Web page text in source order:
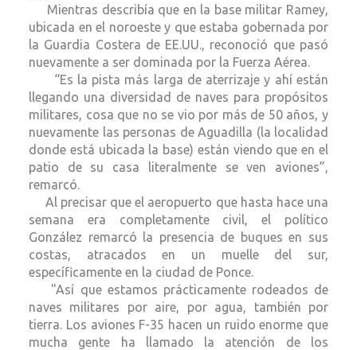
Mientras describía que en la base militar Ramey,
ubicada en el noroeste y que estaba gobernada por
la Guardia Costera de EE.UU., reconoció que pasó
nuevamente a ser dominada por la Fuerza Aérea.
“Es la pista más larga de aterrizaje y ahí están
llegando una diversidad de naves para propósitos
militares, cosa que no se vio por más de 50 años, y
nuevamente las personas de Aguadilla (la localidad
donde está ubicada la base) están viendo que en el
patio de su casa literalmente se ven aviones”,
remarcó.
Al precisar que el aeropuerto que hasta hace una
semana era completamente civil, el político
González remarcó la presencia de buques en sus
costas, atracados en un muelle del sur,
específicamente en la ciudad de Ponce.
"Así que estamos prácticamente rodeados de
naves militares por aire, por agua, también por
tierra. Los aviones F-35 hacen un ruido enorme que
mucha gente ha llamado la atención de los